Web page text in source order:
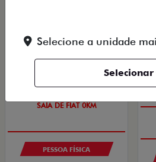
SAIA DE FIAT 0KM
PESSOA FÍSICA
Selecione a unidade
Selecionar